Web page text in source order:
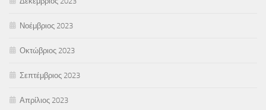
Νοέμβριος 2023
Οκτώβριος 2023
Σεπτέμβριος 2023
Απρίλιος 2023